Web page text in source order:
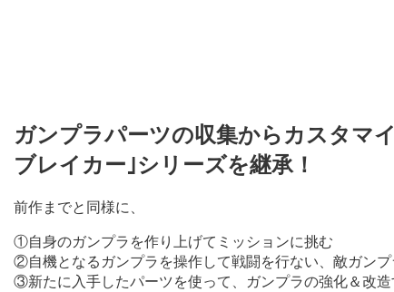
ガンプラパーツの収集からカスタマ
ブレイカー｣シリーズを継承！
前作までと同様に、
①自身のガンプラを作り上げてミッションに挑む
②自機となるガンプラを操作して戦闘を行ない、敵ガン
③新たに入手したパーツを使って、ガンプラの強化＆改造